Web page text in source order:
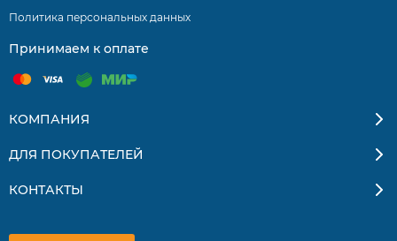
Политика персональных данных
Принимаем к оплате
КОМПАНИЯ
ДЛЯ ПОКУПАТЕЛЕЙ
КОНТАКТЫ